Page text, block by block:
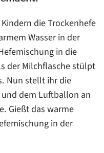
die Trockenhefe
Wasser in der
in die
der Milchflasche stülpt
Nun stellt ihr die
dem Luftballon an
Gießt das warme
in der